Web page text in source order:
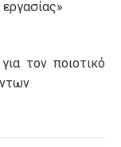
τον ποιοτικό